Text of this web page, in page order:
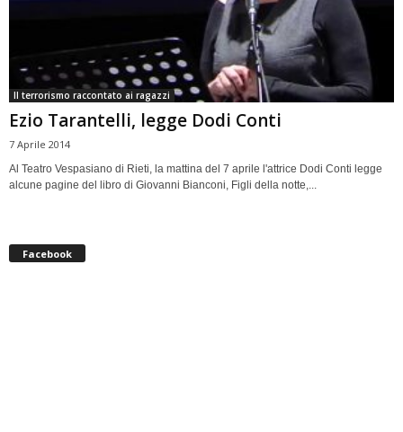
Il terrorismo raccontato ai ragazzi
Ezio Tarantelli, legge Dodi Conti
7 Aprile 2014
Al Teatro Vespasiano di Rieti, la mattina del 7 aprile l'attrice Dodi Conti legge
alcune pagine del libro di Giovanni Bianconi, Figli della notte,...
Facebook